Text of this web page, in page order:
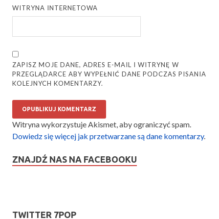
WITRYNA INTERNETOWA
ZAPISZ MOJE DANE, ADRES E-MAIL I WITRYNĘ W
PRZEGLĄDARCE ABY WYPEŁNIĆ DANE PODCZAS PISANIA
KOLEJNYCH KOMENTARZY.
Witryna wykorzystuje Akismet, aby ograniczyć spam.
Dowiedz się więcej jak przetwarzane są dane komentarzy.
ZNAJDŹ NAS NA FACEBOOKU
TWITTER 7POP